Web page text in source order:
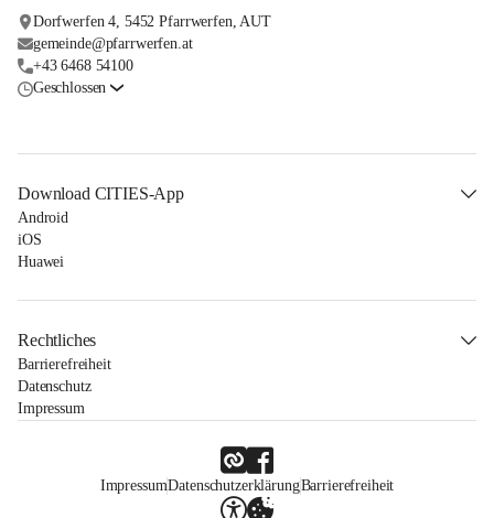
Dorfwerfen 4, 5452 Pfarrwerfen, AUT
gemeinde@pfarrwerfen.at
+43 6468 54100
Geschlossen
Download CITIES-App
Android
iOS
Huawei
Rechtliches
Barrierefreiheit
Datenschutz
Impressum
ImpressumDatenschutzerklärungBarrierefreiheit